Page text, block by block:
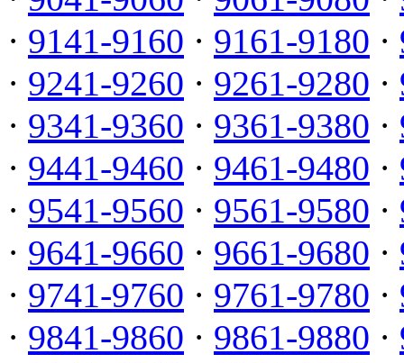
· 9141-9160 · 9161-9180 ·
· 9241-9260 · 9261-9280 ·
· 9341-9360 · 9361-9380 ·
· 9441-9460 · 9461-9480 ·
· 9541-9560 · 9561-9580 ·
· 9641-9660 · 9661-9680 ·
· 9741-9760 · 9761-9780 ·
· 9841-9860 · 9861-9880 ·